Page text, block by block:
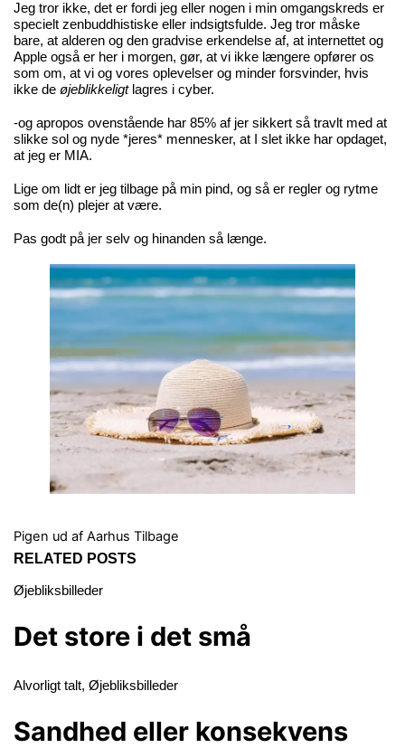
Jeg tror ikke, det er fordi jeg eller nogen i min omgangskreds er
specielt zenbuddhistiske eller indsigtsfulde. Jeg tror måske
bare, at alderen og den gradvise erkendelse af, at internettet og
Apple også er her i morgen, gør, at vi ikke længere opfører os
som om, at vi og vores oplevelser og minder forsvinder, hvis
ikke de øjeblikkeligtlagres i cyber.
-og apropos ovenstående har 85% af jer sikkert så travlt med at
slikke sol og nyde *jeres* mennesker, at I slet ikke har opdaget,
at jeg er MIA.
Lige om lidt er jeg tilbage på min pind, og så er regler og rytme
som de(n) plejer at være.
Pas godt på jer selv og hinanden så længe.
Pigen ud af Aarhus Tilbage
RELATED POSTS
Øjebliksbilleder
Det store i det små
Alvorligt talt, Øjebliksbilleder
Sandhed eller konsekvens